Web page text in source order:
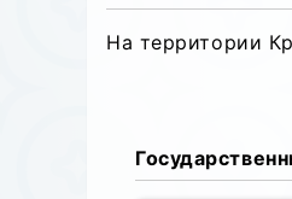
На территории